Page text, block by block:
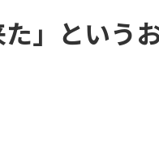
」という